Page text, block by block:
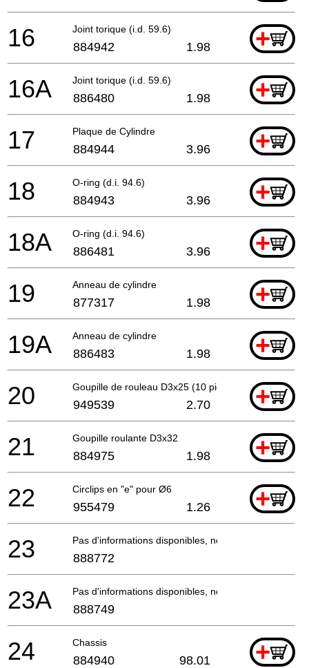
Joint torique (i.d. 59.6) +
16 884942 1.98
Joint torique (i.d. 59.6) +
16A 886480 1.98
Plaque de Cylindre +
17 884944 3.96
O-ring (d.i. 94.6) +
18 884943 3.96
O-ring (d.i. 94.6) +
18A 886481 3.96
Anneau de cylindre +
19 877317 1.98
Anneau de cylindre +
19A 886483 1.98
Goupille de rouleau D3x25 (10 pièces) +
20 949539 2.70
Goupille roulante D3x32 +
21 884975 1.98
Circlips en "e" pour Ø6 +
22 955479 1.26
Pas d'informations disponibles, non commandable
23 888772
Pas d'informations disponibles, non commandable
23A 888749
Chassis +
24 884940 98.01